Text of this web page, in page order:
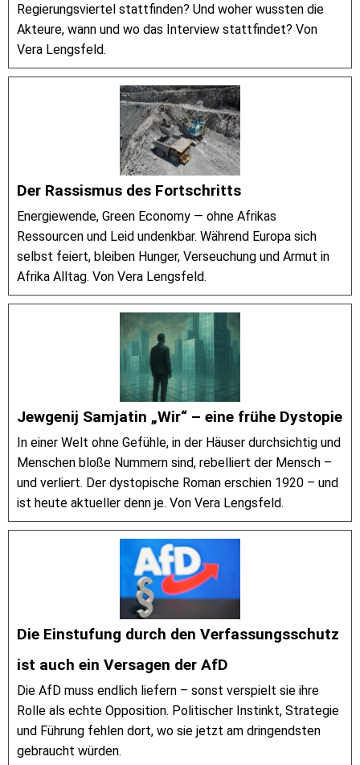
Regierungsviertel stattfinden? Und woher wussten die
Akteure, wann und wo das Interview stattfindet? Von
Vera Lengsfeld.
Der Rassismus des Fortschritts
Energiewende, Green Economy — ohne Afrikas
Ressourcen und Leid undenkbar. Während Europa sich
selbst feiert, bleiben Hunger, Verseuchung und Armut in
Afrika Alltag. Von Vera Lengsfeld.
Jewgenij Samjatin „Wir“ – eine frühe Dystopie
In einer Welt ohne Gefühle, in der Häuser durchsichtig und
Menschen bloße Nummern sind, rebelliert der Mensch –
und verliert. Der dystopische Roman erschien 1920 – und
ist heute aktueller denn je. Von Vera Lengsfeld.
Die Einstufung durch den Verfassungsschutz
ist auch ein Versagen der AfD
Die AfD muss endlich liefern – sonst verspielt sie ihre
Rolle als echte Opposition. Politischer Instinkt, Strategie
und Führung fehlen dort, wo sie jetzt am dringendsten
gebraucht würden.